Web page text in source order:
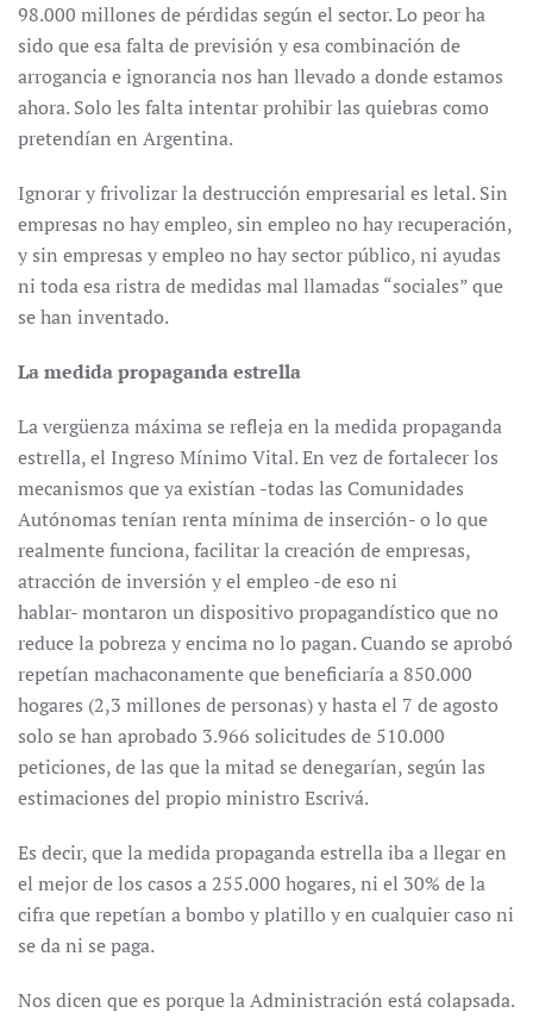
98.000 millones de pérdidas según el sector. Lo peor ha
sido que esa falta de previsión y esa combinación de
arrogancia e ignorancia nos han llevado a donde estamos
ahora. Solo les falta intentar prohibir las quiebras como
pretendían en Argentina.
Ignorar y frivolizar la destrucción empresarial es letal. Sin
empresas no hay empleo, sin empleo no hay recuperación,
y sin empresas y empleo no hay sector público, ni ayudas
ni toda esa ristra de medidas mal llamadas “sociales” que
se han inventado.
La medida propaganda estrella
La vergüenza máxima se refleja en la medida propaganda
estrella, el Ingreso Mínimo Vital. En vez de fortalecer los
mecanismos que ya existían -todas las Comunidades
Autónomas tenían renta mínima de inserción- o lo que
realmente funciona, facilitar la creación de empresas,
atracción de inversión y el empleo -de eso ni
hablar- montaron un dispositivo propagandístico que no
reduce la pobreza y encima no lo pagan. Cuando se aprobó
repetían machaconamente que beneficiaría a 850.000
hogares (2,3 millones de personas) y hasta el 7 de agosto
solo se han aprobado 3.966 solicitudes de 510.000
peticiones, de las que la mitad se denegarían, según las
estimaciones del propio ministro Escrivá.
Es decir, que la medida propaganda estrella iba a llegar en
el mejor de los casos a 255.000 hogares, ni el 30% de la
cifra que repetían a bombo y platillo y en cualquier caso ni
se da ni se paga.
Nos dicen que es porque la Administración está colapsada.